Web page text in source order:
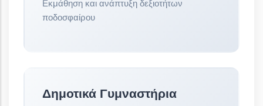
Εκμάθηση και ανάπτυξη δεξιοτήτων
ποδοσφαίρου
Δημοτικά Γυμναστήρια